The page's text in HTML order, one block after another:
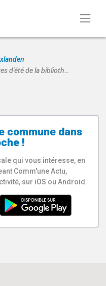
d'été de la biblioth…
commune dans
!
qui vous intéresse, en
Comm'une Actu,
sur iOS ou Android.